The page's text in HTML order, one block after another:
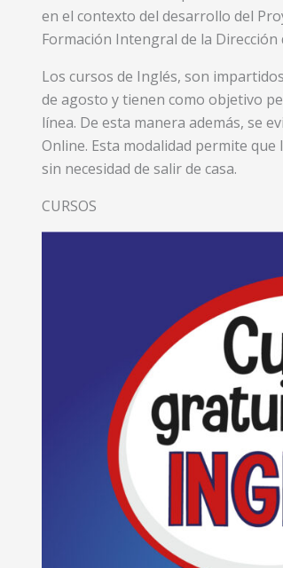
en el contexto del desarrollo del
Formación Intengral de la
Los cursos de Inglés, son
de agosto y tienen como objetivo
línea. De esta manera además, se
Online. Esta modalidad permite
sin necesidad de salir de casa.
CURSOS